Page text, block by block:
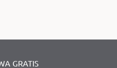
GRATIS